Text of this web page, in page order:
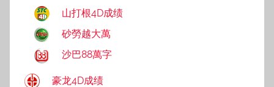
山打根4D成绩
砂勞越大萬
沙巴88萬字
豪龙4D成绩